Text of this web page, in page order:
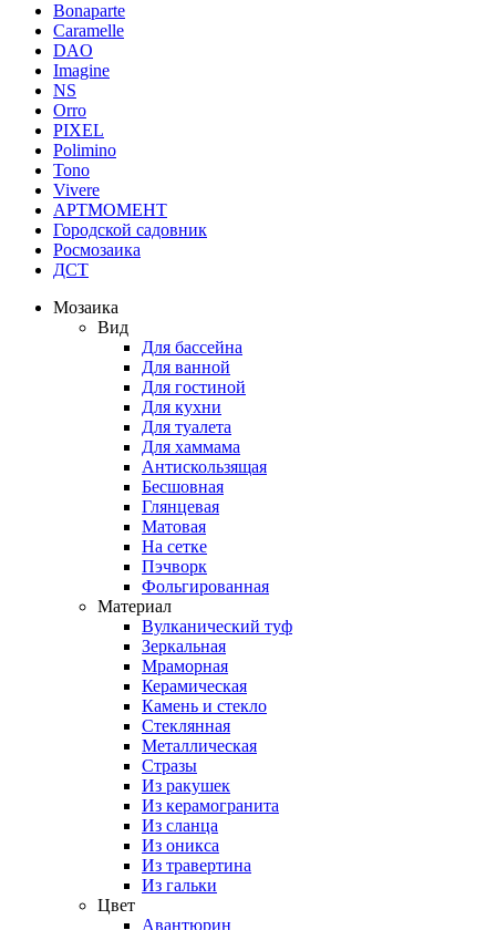
Bonaparte
Caramelle
DAO
Imagine
NS
Orro
PIXEL
Polimino
Tono
Vivere
АРТМОМЕНТ
Городской садовник
Росмозаика
ДСТ
Мозаика
Вид
Для бассейна
Для ванной
Для гостиной
Для кухни
Для туалета
Для хаммама
Антискользящая
Бесшовная
Глянцевая
Матовая
На сетке
Пэчворк
Фольгированная
Материал
Вулканический туф
Зеркальная
Мраморная
Керамическая
Камень и стекло
Стеклянная
Металлическая
Стразы
Из ракушек
Из керамогранита
Из сланца
Из оникса
Из травертина
Из гальки
Цвет
Авантюрин